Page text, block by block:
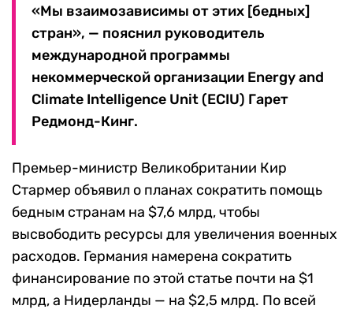
«Мы взаимозависимы от этих [бедных]
стран», — пояснил руководитель
международной программы
некоммерческой организации Energy and
Climate Intelligence Unit (ECIU) Гарет
Редмонд-Кинг.
Премьер-министр Великобритании Кир
Стармер объявил о планах сократить помощь
бедным странам на $7,6 млрд, чтобы
высвободить ресурсы для увеличения военных
расходов. Германия намерена сократить
финансирование по этой статье почти на $1
млрд, а Нидерланды — на $2,5 млрд. По всей